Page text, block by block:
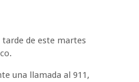
tarde de este martes
una llamada al 911,